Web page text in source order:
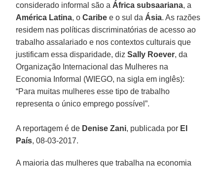
considerado informal são a África subsaariana, a
América Latina, oCaribe e o sul da Ásia. As razões
residem nas políticas discriminatórias de acesso ao
trabalho assalariado e nos contextos culturais que
justificam essa disparidade, dizSally Roever, da
Organização Internacional das Mulheres na
Economia Informal (WIEGO, na sigla em inglês):
“Para muitas mulheres esse tipo de trabalho
representa o único emprego possível”.
A reportagem é de Denise Zani, publicada por El
País, 08-03-2017.
A maioria das mulheres que trabalha na economia